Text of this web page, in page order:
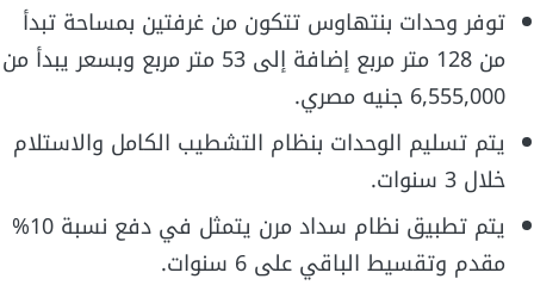
توفر وحدات بنتهاوس تتكون من غرفتين بمساحة تبدأ
من 128 متر مربع إضافة إلى 53 متر مربع وبسعر يبدأ من
6,555,000 جنيه مصري.
يتم تسليم الوحدات بنظام التشطيب الكامل والاستلام
خلال 3 سنوات.
يتم تطبيق نظام سداد مرن يتمثل في دفع نسبة 10%
مقدم وتقسيط الباقي على 6 سنوات.